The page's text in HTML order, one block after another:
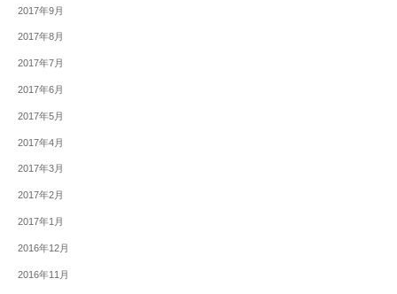
2017年9月
2017年8月
2017年7月
2017年6月
2017年5月
2017年4月
2017年3月
2017年2月
2017年1月
2016年12月
2016年11月